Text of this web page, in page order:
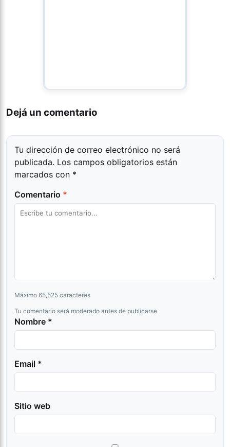
Dejá un comentario
Tu dirección de correo electrónico no será
publicada. Los campos obligatorios están
marcados con *
Comentario *
Máximo 65,525 caracteres
Tu comentario será moderado antes de publicarse
Nombre *
Email *
Sitio web